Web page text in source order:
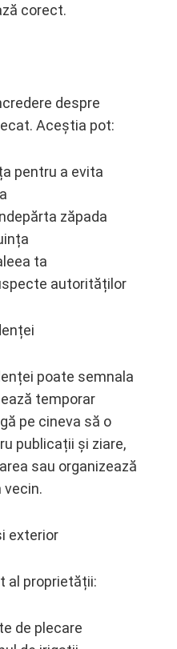
corect.
despre
Aceștia pot:
pentru a evita
zăpada
ta
autorităților
poate semnala
temporar
pe cineva să o
publicații și ziare,
sau organizează
vecin.
exterior
al proprietății:
de plecare